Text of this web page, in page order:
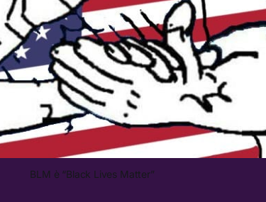
BLM è “Black Lives Matter”